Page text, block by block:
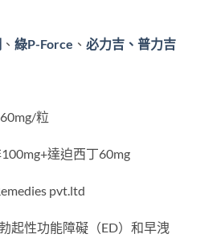
、 綠P-Force 、 必力吉、普力吉
粒
達迫西丁60mg
pvt.ltd
起性功能障礙（ED）和早洩